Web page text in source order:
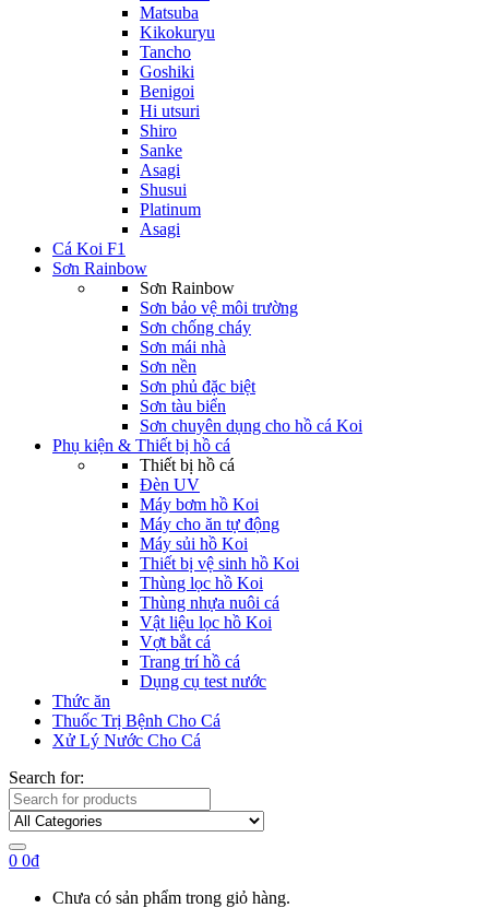
Matsuba
Kikokuryu
Tancho
Goshiki
Benigoi
Hi utsuri
Shiro
Sanke
Asagi
Shusui
Platinum
Asagi
Cá Koi F1
Sơn Rainbow
Sơn Rainbow
Sơn bảo vệ môi trường
Sơn chống cháy
Sơn mái nhà
Sơn nền
Sơn phủ đặc biệt
Sơn tàu biển
Sơn chuyên dụng cho hồ cá Koi
Phụ kiện & Thiết bị hồ cá
Thiết bị hồ cá
Đèn UV
Máy bơm hồ Koi
Máy cho ăn tự động
Máy sủi hồ Koi
Thiết bị vệ sinh hồ Koi
Thùng lọc hồ Koi
Thùng nhựa nuôi cá
Vật liệu lọc hồ Koi
Vợt bắt cá
Trang trí hồ cá
Dụng cụ test nước
Thức ăn
Thuốc Trị Bệnh Cho Cá
Xử Lý Nước Cho Cá
Search for:
0 0₫
Chưa có sản phẩm trong giỏ hàng.